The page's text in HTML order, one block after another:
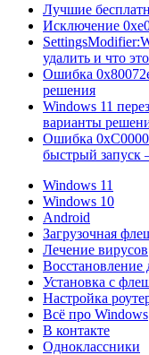
Лучшие
Исключение
удалить и что
Ошибка
решения
Windows 11
варианты
Ошибка
быстрый
Windows 11
Windows 10
Android
Загрузочная
Лечение вирусов
Восстановление
Установка с
Настройка
Всё про Windows
В контакте
Одноклассники